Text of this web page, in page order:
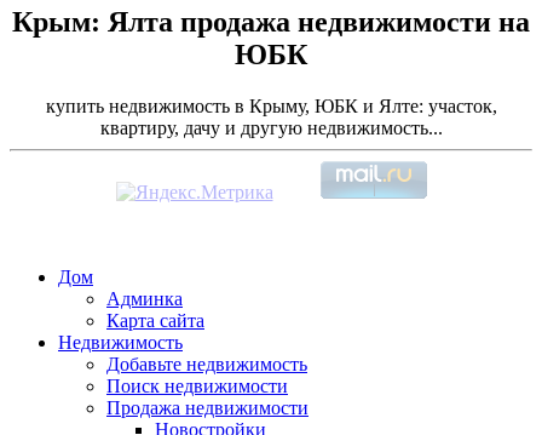
Крым: Ялта продажа недвижимости на
ЮБК
купить недвижимость в Крыму, ЮБК и Ялте: участок,
квартиру, дачу и другую недвижимость...
Дом
Админка
Карта сайта
Недвижимость
Добавьте недвижимость
Поиск недвижимости
Продажа недвижимости
Новостройки